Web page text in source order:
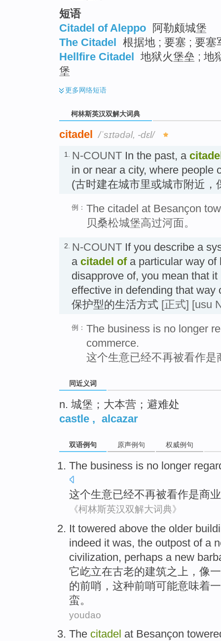
短语
Citadel of Aleppo
阿勒颇城堡
The Citadel
根据地 ; 要塞 ; 要塞
Hellfire Citadel
地狱火堡垒 ; 地
堡
更多网络短语
柯林斯英汉双解大词典
citadel /ˈsɪtədəl, -dɛl/
1. N-COUNT In the past, a
in or near a city, where people
(古时建在城市里或城市附近，
例： The citadel at Besançon
贝桑松城堡高过河面。
2. N-COUNT If you describe a
a citadel ofa particular way of
disapprove of, you mean that
effective in defending that way
保护型的生活方式 [正式] [usu
例： The business is no longer
commerce.
这个生意已经不再被看作是
同近义词
n. 城堡；大本营；避难处
castle , alcazar
双语例句 原声例句 权威例句
The business is no longer
这个生意已经不再被看作是商业
《柯林斯英汉双解大词典》
It towered above the older
indeed it was, the outpost ofa
civilization, perhaps a new
它屹立在古老的建筑之上 ， 像一
的前哨 ，这种前哨可能意味着
蛮。
youdao
The citadel at Besançon